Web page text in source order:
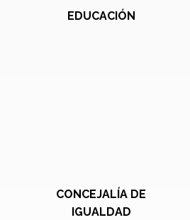
EDUCACIÓN
CONCEJALÍA DE
IGUALDAD